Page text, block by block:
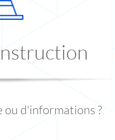
ou d'informations ?